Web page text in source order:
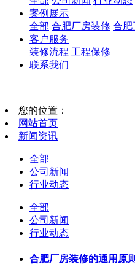
案例展示
全部 合肥厂房装修 合肥
客户服务
装修流程 工程保修
联系我们
您的位置：
网站首页
新闻资讯
全部
公司新闻
行业动态
全部
公司新闻
行业动态
合肥厂房装修的通用原